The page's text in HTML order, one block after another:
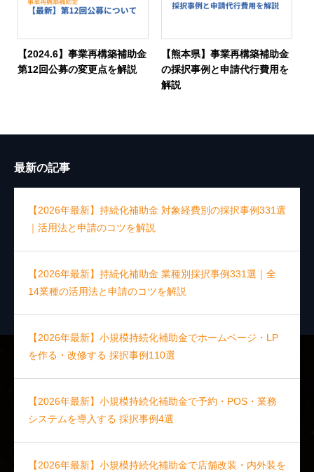
【2024.6】事業再構築補助金
第12回公募の変更点を解説
【熊本県】事業再構築補助金
の採択事例と申請代行費用を
解説
最新の記事
【2026年最新】持続化補助金 対象経費別の採択事例331選
｜活用法と申請のコツを解説
【2026年最新】持続化補助金 業種別採択事例331選｜全
14業種の活用法と申請のコツを解説
【2026年最新】小規模持続化補助金でホームページ・LP
を作る・改修する 採択事例110選
【2026年最新】小規模持続化補助金で予約・POS・業務
システムを導入する 採択事例4選
【2026年最新】小規模持続化補助金で店舗改装・内外装を